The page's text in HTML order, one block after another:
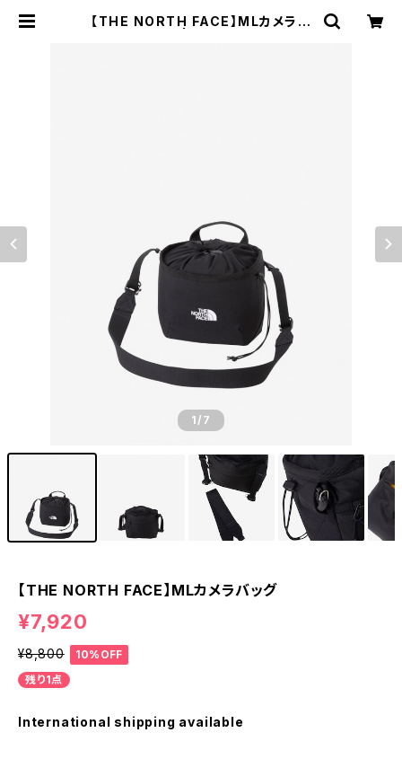
【THE NORTH FACE】MLカメラバ
1/7
【THE NORTH FACE】MLカメラバッグ
¥7,920
¥8,800
10%OFF
残り1点
International shipping available